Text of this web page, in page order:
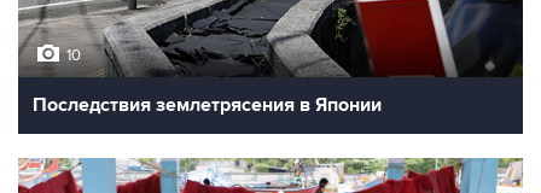
10
Последствия землетрясения в Японии